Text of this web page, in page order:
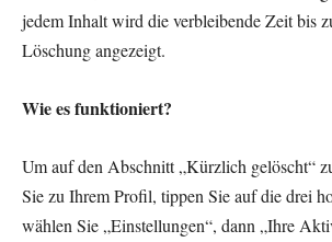
jedem Inhalt wird die verbleibende Zeit bis
Löschung angezeigt.
Wie es funktioniert?
Um auf den Abschnitt „Kürzlich gelöscht“
Sie zu Ihrem Profil, tippen Sie auf die drei
wählen Sie „Einstellungen“, dann „Ihre